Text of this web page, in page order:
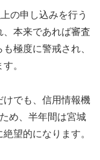
の申し込みを行う
、本来であれば審査
極度に警戒され、
。
けでも、信用情報機
め、半年間は宮城
望的になります。